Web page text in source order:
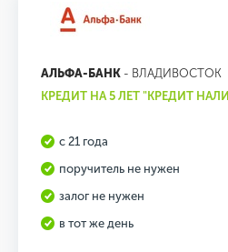
АЛЬФА-БАНК - ВЛАДИВОСТОК
КРЕДИТ НА 5 ЛЕТ "КРЕДИТ
с 21 года
поручитель не нужен
залог не нужен
в тот же день